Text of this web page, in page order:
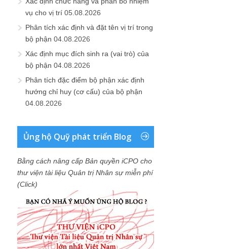
04.08.2026
Ủng hộ Quỹ phát triển Blog
Bằng cách nâng cấp Bản quyền iCPO cho